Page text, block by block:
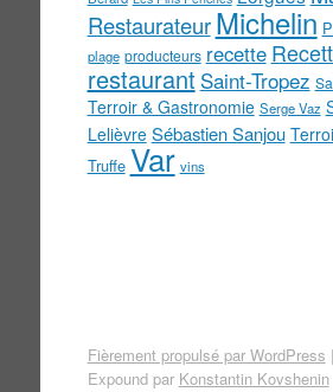
Restaurateur Michelin
plage producteurs recette
restaurant Saint-Tropez
Terroir & Gastronomie Serge Vaz
Lelièvre Sébastien Sanjou
Truffe Var vins
Fièrement propulsé par WordPress |
Expound par Konstantin Kovshenin